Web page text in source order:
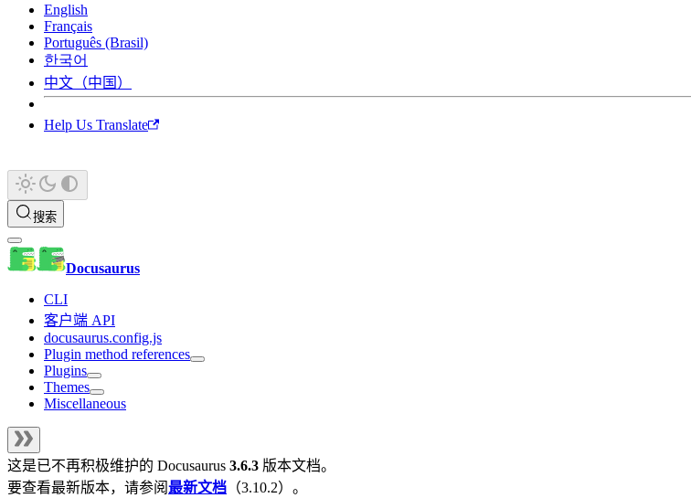
English
Français
Português (Brasil)
한국어
中文（中国）
Help Us Translate
搜索
Docusaurus
CLI
客户端 API
docusaurus.config.js
Plugin method references
Plugins
Themes
Miscellaneous
这是已不再积极维护的 Docusaurus 3.6.3 版本文档。
要查看最新版本，请参阅最新文档 （3.10.2）。